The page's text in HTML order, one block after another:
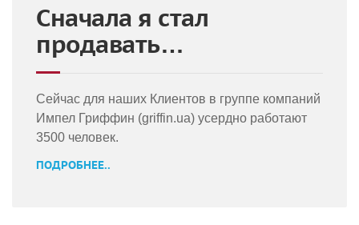
Сначала я стал
продавать…
Сейчас для наших Клиентов в группе компаний
Импел Гриффин (griffin.ua) усердно работают
3500 человек.
ПОДРОБНЕЕ..